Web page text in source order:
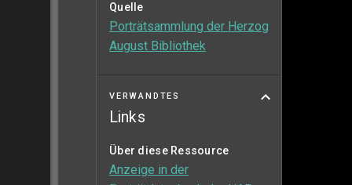
Quelle
Porträtsammlung der Herzog
August Bibliothek
VERWANDTES
Links
Über diese Ressource
Anzeige in der